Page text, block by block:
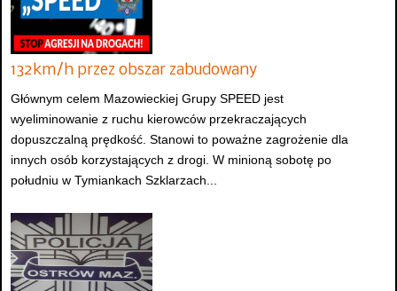
132km/h przez obszar zabudowany
Głównym celem Mazowieckiej Grupy SPEED jest
wyeliminowanie z ruchu kierowców przekraczających
dopuszczalną prędkość. Stanowi to poważne zagrożenie dla
innych osób korzystających z drogi. W minioną sobotę po
południu w Tymiankach Szklarzach...